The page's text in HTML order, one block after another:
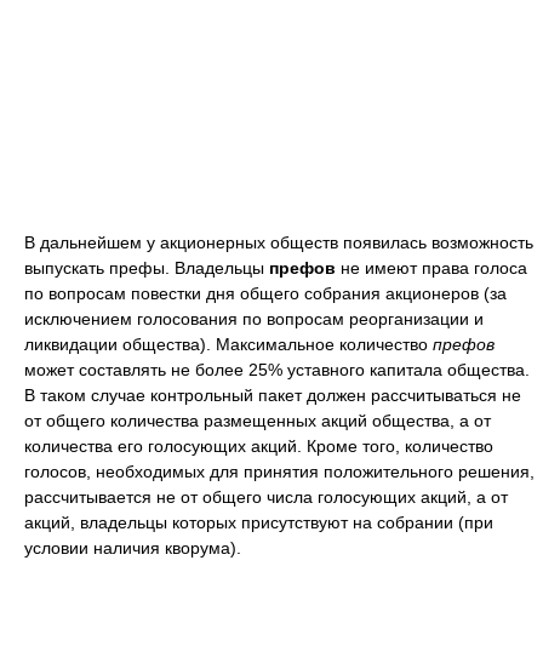
В дальнейшем у акционерных обществ появилась возможность
выпускать префы. Владельцы префов не имеют права голоса
по вопросам повестки дня общего собрания акционеров (за
исключением голосования по вопросам реорганизации и
ликвидации общества). Максимальное количество префов
может составлять не более 25% уставного капитала общества.
В таком случае контрольный пакет должен рассчитываться не
от общего количества размещенных акций общества, а от
количества его голосующих акций. Кроме того, количество
голосов, необходимых для принятия положительного решения,
рассчитывается не от общего числа голосующих акций, а от
акций, владельцы которых присутствуют на собрании (при
условии наличия кворума).